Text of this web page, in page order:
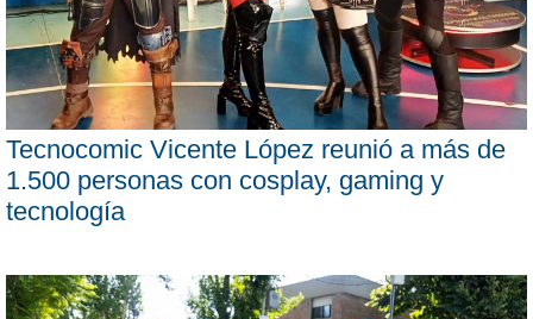
Tecnocomic Vicente López reunió a más de
1.500 personas con cosplay, gaming y
tecnología